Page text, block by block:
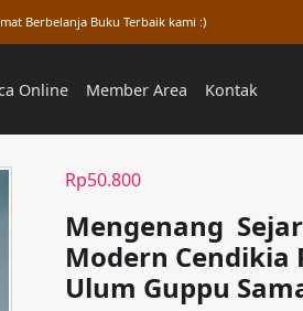
Berbelanja Buku Terbaik kami :)
Online Member Area Kontak
Rp50.800
Mengenang
Modern Cendikia
Ulum Guppu